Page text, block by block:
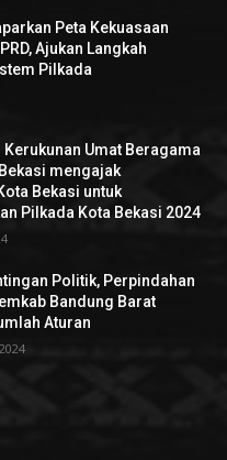
Peta Kekuasaan
Ajukan Langkah
Pilkada
Kerukunan Umat Beragama
mengajak
Bekasi untuk
Pilkada Kota Bekasi 2024
Politik, Perpindahan
Bandung Barat
Aturan